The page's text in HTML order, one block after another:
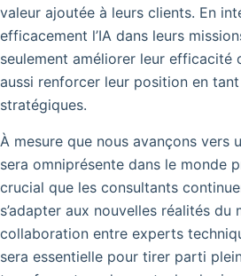
valeur ajoutée à leurs clients. En
efficacement l’IA dans leurs
seulement améliorer leur efficacité
aussi renforcer leur position en tant
stratégiques.
À mesure que nous avançons vers
sera omniprésente dans le monde
crucial que les consultants
s’adapter aux nouvelles réalités du
collaboration entre experts
sera essentielle pour tirer parti